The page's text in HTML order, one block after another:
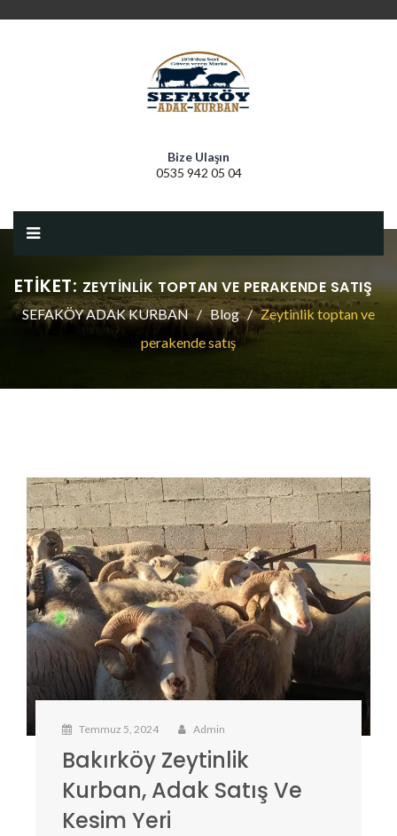
Bize Ulaşın
0535 942 05 04
ETIKET: ZEYTINLIK TOPTAN VE PERAKENDE SATIŞ
SEFAKÖY ADAK KURBAN Blog
Zeytinlik toptan ve
perakende satış
Temmuz 5, 2024 Admin
Bakırköy Zeytinlik
Kurban, Adak Satış Ve
Kesim Yeri